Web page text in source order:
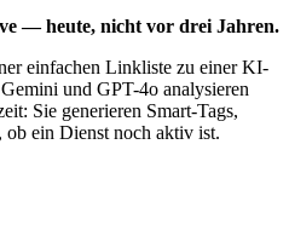
— heute, nicht vor drei Jahren.
einfachen Linkliste zu einer KI-
und GPT-4o analysieren
Sie generieren Smart-Tags,
ein Dienst noch aktiv ist.